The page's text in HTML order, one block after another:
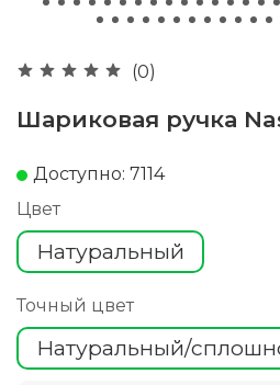
(0)
Шариковая ручка
Доступно: 7114
Цвет
Натуральный
Точный цвет
Натуральный/